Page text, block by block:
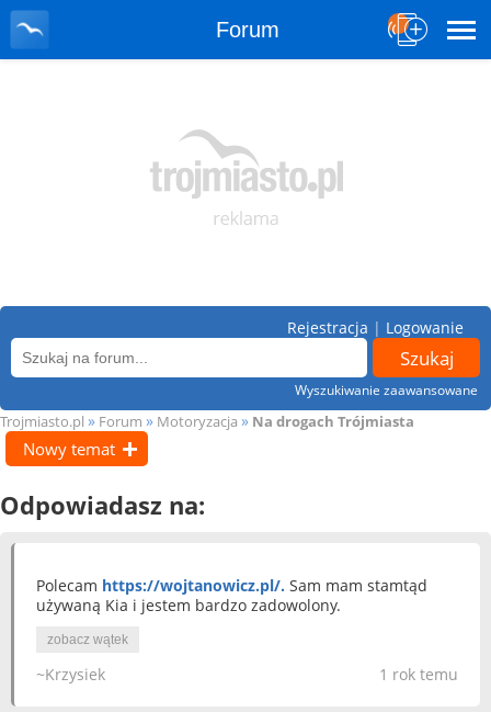
Forum
Wyszukiwanie zaawansowane
Rejestracja | Logowanie
Trojmiasto.pl » Forum » Motoryzacja » Na drogach Trójmiasta
Nowy temat
Odpowiadasz na:
Polecam https://wojtanowicz.pl/. Sam mam stamtąd
używaną Kia i jestem bardzo zadowolony.
zobacz wątek
1 rok temu
~Krzysiek